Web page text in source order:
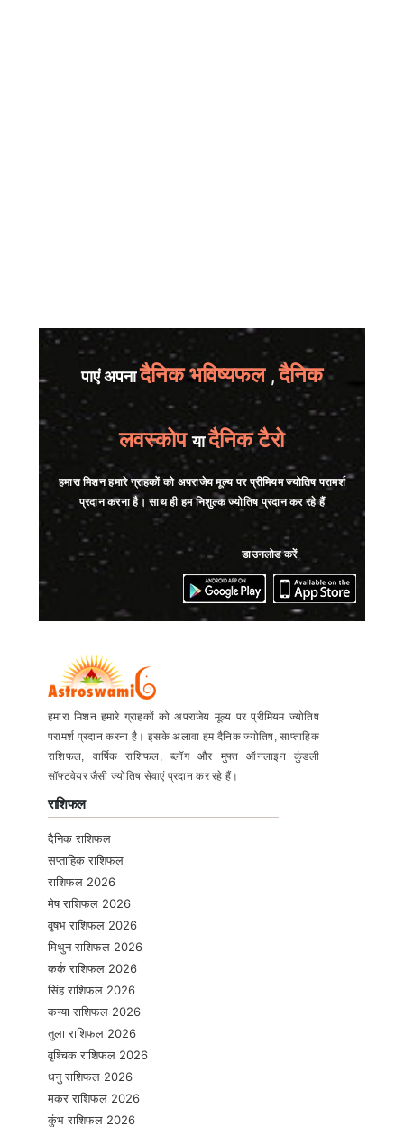
पाएं अपनादैनिक भविष्यफल ,दैनिक
लवस्कोपयादैनिक टैरो
हमारा मिशन हमारे ग्राहकों को अपराजेय मूल्य पर प्रीमियम ज्योतिष परामर्श
प्रदान करना है। साथ ही हम निशुल्क ज्योतिष प्रदान कर रहे हैं
डाउनलोड करें
हमारा मिशन हमारे ग्राहकों को अपराजेय मूल्य पर प्रीमियम ज्योतिष
परामर्श प्रदान करना है। इसके अलावा हम दैनिक ज्योतिष, साप्ताहिक
राशिफल, वार्षिक राशिफल, ब्लॉग और मुफ्त ऑनलाइन कुंडली
सॉफ्टवेयर जैसी ज्योतिष सेवाएं प्रदान कर रहे हैं।
राशिफल
दैनिक राशिफल
सप्ताहिक राशिफल
राशिफल 2026
मेष राशिफल 2026
वृषभ राशिफल 2026
मिथुन राशिफल 2026
कर्क राशिफल 2026
सिंह राशिफल 2026
कन्या राशिफल 2026
तुला राशिफल 2026
वृश्चिक राशिफल 2026
धनु राशिफल 2026
मकर राशिफल 2026
कुंभ राशिफल 2026